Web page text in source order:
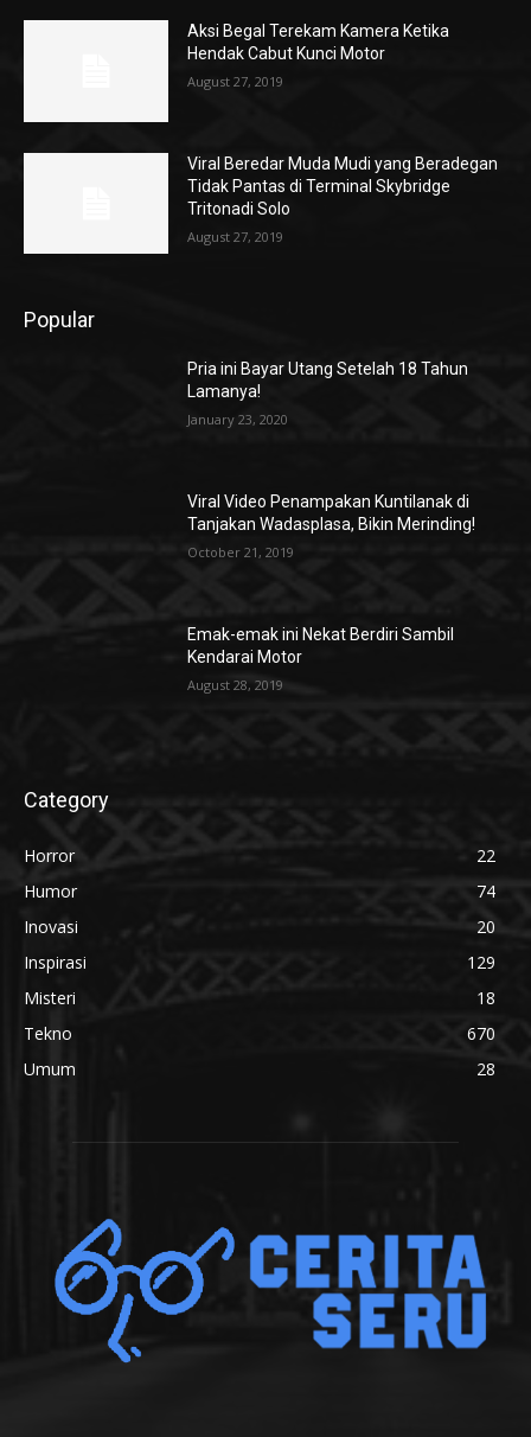
Aksi Begal Terekam Kamera Ketika
Hendak Cabut Kunci Motor
August 27, 2019
Viral Beredar Muda Mudi yang Beradegan
Tidak Pantas di Terminal Skybridge
Tritonadi Solo
August 27, 2019
Popular
Pria ini Bayar Utang Setelah 18 Tahun
Lamanya!
January 23, 2020
Viral Video Penampakan Kuntilanak di
Tanjakan Wadasplasa, Bikin Merinding!
October 21, 2019
Emak-emak ini Nekat Berdiri Sambil
Kendarai Motor
August 28, 2019
Category
Horror
22
Humor
74
Inovasi
20
Inspirasi
129
Misteri
18
Tekno
670
Umum
28